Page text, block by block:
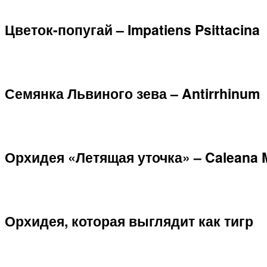
Цветок-попугай – Impatiens Psittacina
Семянка Львиного зева – Antirrhinum
Орхидея «Летящая уточка» – Caleana
Орхидея, которая выглядит как тигр